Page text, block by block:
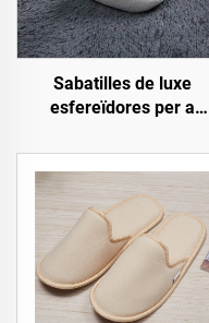
Sabatilles de luxe
esfereïdores per a
venda al por major
econòmica, sabatilles
desechables suaus i
còmodes per a habitació
d'hotel, unisexe